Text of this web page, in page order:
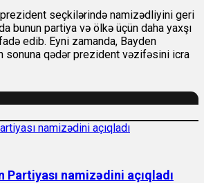
seçkilərində namizədliyini geri
bunun partiya və ölkə üçün daha yaxşı
edib. Eyni zamanda, Bayden
sonuna qədər prezident vəzifəsini icra
Partiyası namizədini açıqladı